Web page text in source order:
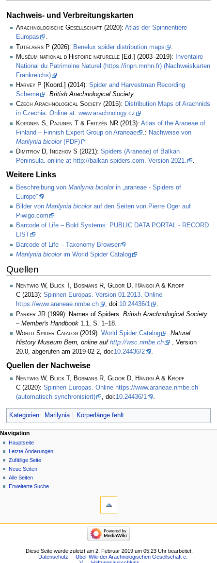
Nachweis- und Verbreitungskarten
Arachnologische Gesellschaft (2020): Atlas der Spinnentiere
Europas
.
Tutelaers P (2026): Benelux spider distribution maps
Muséum national d’Histoire naturelle [Ed.] (2003–2019):
Inventaire
National du Patrimoine Naturel (https://inpn.mnhn.fr) (Nachweiskarten
Frankreichs)
.
Harvey P [Koord.] (2014): Spider and Harvestman Recording
Scheme
. British Arachnological Society.
Czech Arachnological Society (2015): Distribution Maps of Arachnids
in Czechia. Online at: www.arachnology.cz
.
Koponen S, Pajunen T & Fritzén NR (2013): Atlas of the Araneae of
Finland – Finnish Expert Group on Araneae
.: Nachweise von
Marilynia bicolor(PDF)
Dimitrov D, Indzhov S (2021): Spiders (Araneae) of Balkan
Peninsula. online at http://balkan-spiders.com. Version 2021.
.
Weitere Links
Beschreibung von Marilynia bicolorin „araneae - Spiders of
Europe”
Bilder von Marilynia bicolorauf den Seiten von Pierre Oger auf
Piwigo.com
Barcode of Life – Bold Systems: PUBLIC DATA PORTAL - RECORD
LIST
Barcode of Life – Taxonomy Browser
Marilynia bicolorim World Spider Catalog
Quellen
Nentwig W, Blick T, Bosmans R, Gloor D, Hänggi A & Kropf
C (2013): Spinnen Europas. Version 01.2013. Online
https://www.araneae.nmbe.ch
, doi:10.24436/1
.
Parker JR (1999): Names of Spiders. British Arachnological Society
– Member's Handbook 1.1, S. 1–18.
World Spider Catalog (2019): World Spider Catalog . Natural
History Museum Bern, online auf http://wsc.nmbe.ch
, Version
20.0, abgerufen am 2019-02-2, doi:10.24436/2 .
Quellen der Nachweise
Nentwig W, Blick T, Bosmans R, Gloor D, Hänggi A & Kropf
C (2020): Spinnen Europas. Online https://www.araneae.nmbe.ch
(automatisch synchronisiert)
, doi:10.24436/1 .
Kategorien: Marilynia Körperlänge fehlt
Navigation
Hauptseite
Letzte Änderungen
Zufällige Seite
Neue Seiten
Alle Seiten
Erweiterte Suche
Diese Seite wurde zuletzt am 2. Februar 2019 um 05:23 Uhr bearbeitet.
Datenschutz
Über Wiki der Arachnologischen Gesellschaft e.